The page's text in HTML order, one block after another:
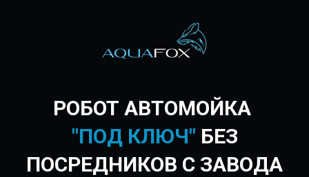
РОБОТ АВТОМОЙКА
"ПОД КЛЮЧ" БЕЗ
ПОСРЕДНИКОВ С ЗАВОДА